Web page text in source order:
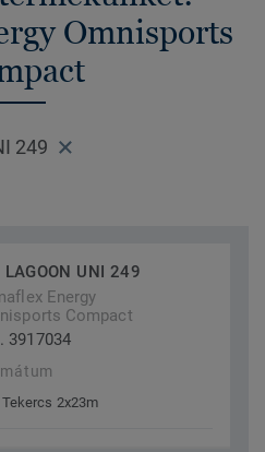
Omnisports
249
LAGOON UNI 249
Energy
Compact
3917034
Tekercs 2x23m